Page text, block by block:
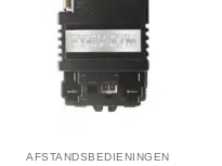
AFSTANDSBEDIENINGEN